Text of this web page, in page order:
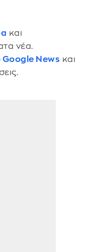
και
νέα.
Google News και